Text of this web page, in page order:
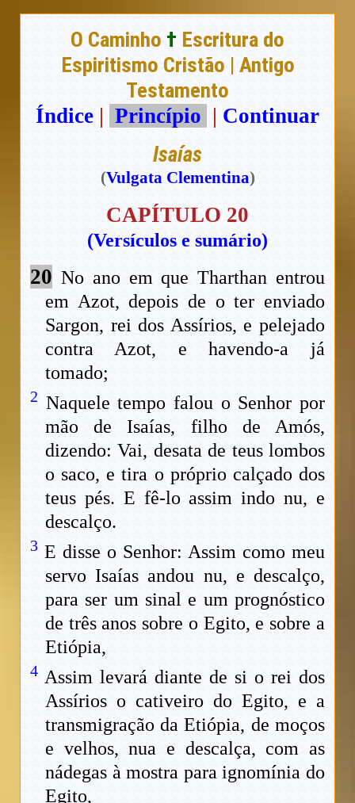
O Caminho † Escritura do
Espiritismo Cristão | Antigo
Testamento
Índice | Princípio | Continuar
Isaías
(Vulgata Clementina)
CAPÍTULO 20
(Versículos e sumário)
20 No ano em que Tharthan entrou
em Azot, depois de o ter enviado
Sargon, rei dos Assírios, e pelejado
contra Azot, e havendo-a já
tomado;
2 Naquele tempo falou o Senhor por
mão de Isaías, filho de Amós,
dizendo: Vai, desata de teus lombos
o saco, e tira o próprio calçado dos
teus pés. E fê-lo assim indo nu, e
descalço.
3 E disse o Senhor: Assim como meu
servo Isaías andou nu, e descalço,
para ser um sinal e um prognóstico
de três anos sobre o Egito, e sobre a
Etiópia,
4 Assim levará diante de si o rei dos
Assírios o cativeiro do Egito, e a
transmigração da Etiópia, de moços
e velhos, nua e descalça, com as
nádegas à mostra para ignomínia do
Egito,